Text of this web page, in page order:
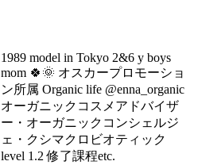
1989 model in Tokyo 2&6 y boys
mom 🍀🌞 オスカープロモーショ
ン所属 Organic life @enna_organic
オーガニックコスメアドバイザ
ー・オーガニックコンシェルジ
ェ・クシマクロビオティック
level 1.2 修了課程etc.